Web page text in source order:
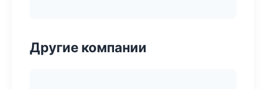
Другие компании